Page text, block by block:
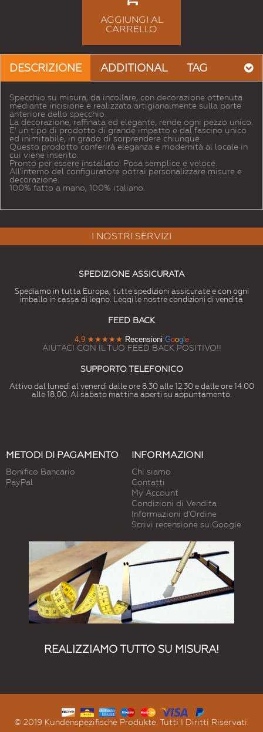
AGGIUNGI AL
CARRELLO
DESCRIZIONE ADDITIONAL TAG
Specchio su misura, da incollare, con decorazione ottenuta
mediante incisione e realizzata artigianalmente sulla parte
anteriore dello specchio.
La decorazione, raffinata ed elegante, rende ogni pezzo unico.
E' un tipo di prodotto di grande impatto e dal fascino unico
ed inimitabile, in grado di sorprendere chiunque.
Questo prodotto conferirà eleganza e modernità al locale in
cui viene inserito.
Pronto per essere installato. Posa semplice e veloce.
All'interno del configuratore potrai personalizzare misure e
decorazione.
100% fatto a mano, 100% italiano.
I NOSTRI SERVIZI
SPEDIZIONE ASSICURATA
Spediamo in tutta Europa, tutte spedizioni assicurate e con ogni
imballo in cassa di legno. Leggi le nostre condizioni di vendita
FEED BACK
4,9 ★★★★★ Recensioni Googl e
AIUTACI CON IL TUO FEED BACK POSITIVO!!
SUPPORTO TELEFONICO
Attivo dal lunedì al venerdì dalle ore 8.30 alle 12.30 e dalle ore 14.00
alle 18.00. Al sabato mattina aperti su appuntamento.
METODI DI PAGAMENTO
Bonifico Bancario
PayPal
INFORMAZIONI
Chi siamo
Contatti
My Account
Condizioni di Vendita
Informazioni d'Ordine
Scrivi recensione su Google
REALIZZIAMO TUTTO SU MISURA!
© 2019 Kundenspezifische Produkte. Tutti I Diritti Riservati.